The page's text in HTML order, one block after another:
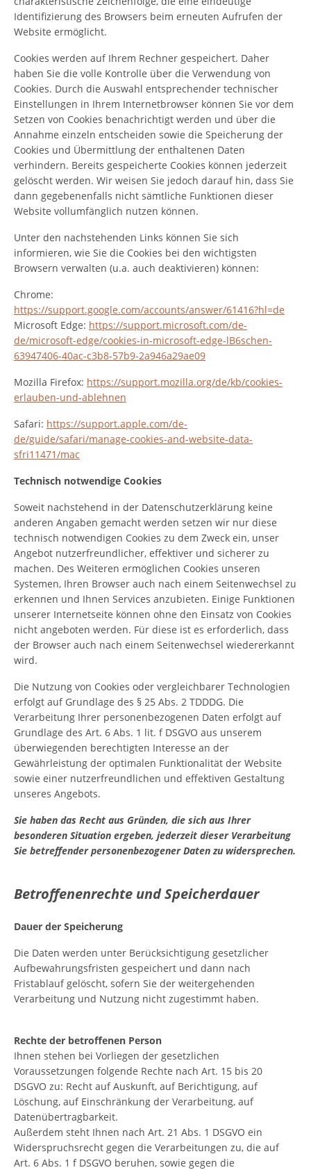
Identifizierung des Browsers beim erneuten Aufrufen der
Website ermöglicht.
Cookies werden auf Ihrem Rechner gespeichert. Daher
haben Sie die volle Kontrolle über die Verwendung von
Cookies. Durch die Auswahl entsprechender technischer
Einstellungen in Ihrem Internetbrowser können Sie vor dem
Setzen von Cookies benachrichtigt werden und über die
Annahme einzeln entscheiden sowie die Speicherung der
Cookies und Übermittlung der enthaltenen Daten
verhindern. Bereits gespeicherte Cookies können jederzeit
gelöscht werden. Wir weisen Sie jedoch darauf hin, dass Sie
dann gegebenenfalls nicht sämtliche Funktionen dieser
Website vollumfänglich nutzen können.
Unter den nachstehenden Links können Sie sich
informieren, wie Sie die Cookies bei den wichtigsten
Browsern verwalten (u.a. auch deaktivieren) können:
Chrome:
https://support.google.com/accounts/answer/61416?hl=de
Microsoft Edge: https://support.microsoft.com/de-
de/microsoft-edge/cookies-in-microsoft-edge-lB6schen-
63947406-40ac-c3b8-57b9-2a946a29ae09
Mozilla Firefox: https://support.mozilla.org/de/kb/cookies-
erlauben-und-ablehnen
Safari: https://support.apple.com/de-
de/guide/safari/manage-cookies-and-website-data-
sfri11471/mac
Technisch notwendige Cookies
Soweit nachstehend in der Datenschutzerklärung keine
anderen Angaben gemacht werden setzen wir nur diese
technisch notwendigen Cookies zu dem Zweck ein, unser
Angebot nutzerfreundlicher, effektiver und sicherer zu
machen. Des Weiteren ermöglichen Cookies unseren
Systemen, Ihren Browser auch nach einem Seitenwechsel zu
erkennen und Ihnen Services anzubieten. Einige Funktionen
unserer Internetseite können ohne den Einsatz von Cookies
nicht angeboten werden. Für diese ist es erforderlich, dass
der Browser auch nach einem Seitenwechsel wiedererkannt
wird.
Die Nutzung von Cookies oder vergleichbarer Technologien
erfolgt auf Grundlage des § 25 Abs. 2 TDDDG. Die
Verarbeitung Ihrer personenbezogenen Daten erfolgt auf
Grundlage des Art. 6 Abs. 1 lit. f DSGVO aus unserem
überwiegenden berechtigten Interesse an der
Gewährleistung der optimalen Funktionalität der Website
sowie einer nutzerfreundlichen und effektiven Gestaltung
unseres Angebots.
Sie haben das Recht aus Gründen, die sich aus Ihrer
besonderen Situation ergeben, jederzeit dieser Verarbeitung
Sie betreffender personenbezogener Daten zu widersprechen.
Betroffenenrechte und Speicherdauer
Dauer der Speicherung
Die Daten werden unter Berücksichtigung gesetzlicher
Aufbewahrungsfristen gespeichert und dann nach
Fristablauf gelöscht, sofern Sie der weitergehenden
Verarbeitung und Nutzung nicht zugestimmt haben.
Rechte der betroffenen Person
Ihnen stehen bei Vorliegen der gesetzlichen
Voraussetzungen folgende Rechte nach Art. 15 bis 20
DSGVO zu: Recht auf Auskunft, auf Berichtigung, auf
Löschung, auf Einschränkung der Verarbeitung, auf
Datenübertragbarkeit.
Außerdem steht Ihnen nach Art. 21 Abs. 1 DSGVO ein
Widerspruchsrecht gegen die Verarbeitungen zu, die auf
Art. 6 Abs. 1 f DSGVO beruhen, sowie gegen die